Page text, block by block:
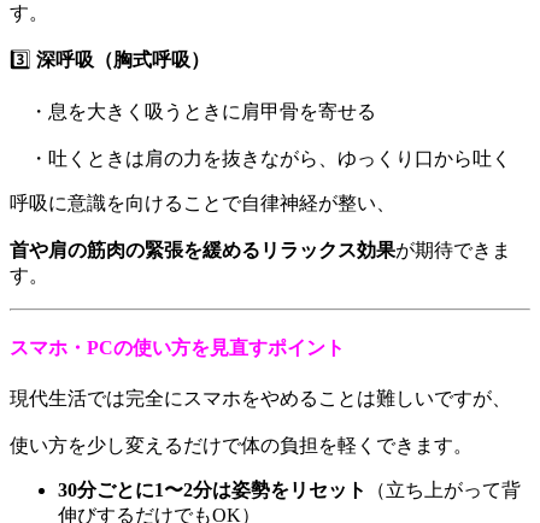
す。
3️⃣ 深呼吸（胸式呼吸）
・息を大きく吸うときに肩甲骨を寄せる
・吐くときは肩の力を抜きながら、ゆっくり口から吐く
呼吸に意識を向けることで自律神経が整い、
首や肩の筋肉の緊張を緩めるリラックス効果が期待できま
す。
スマホ・PCの使い方を見直すポイント
現代生活では完全にスマホをやめることは難しいですが、
使い方を少し変えるだけで体の負担を軽くできます。
30分ごとに1〜2分は姿勢をリセット
（立ち上がって背
伸びするだけでもOK）